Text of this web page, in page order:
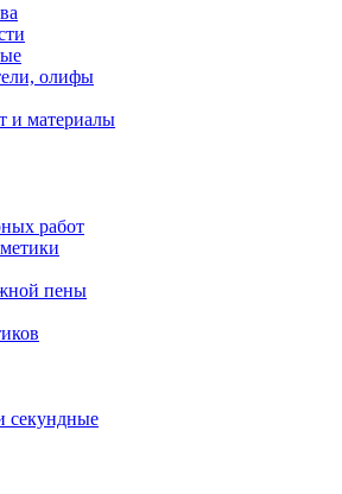
олифы
и материалы
работ
пены
секундные